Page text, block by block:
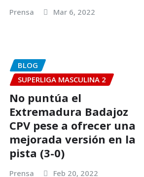
Prensa Mar 6, 2022
BLOG
SUPERLIGA MASCULINA 2
No puntúa el
Extremadura Badajoz
CPV pese a ofrecer una
mejorada versión en la
pista (3-0)
Prensa Feb 20, 2022